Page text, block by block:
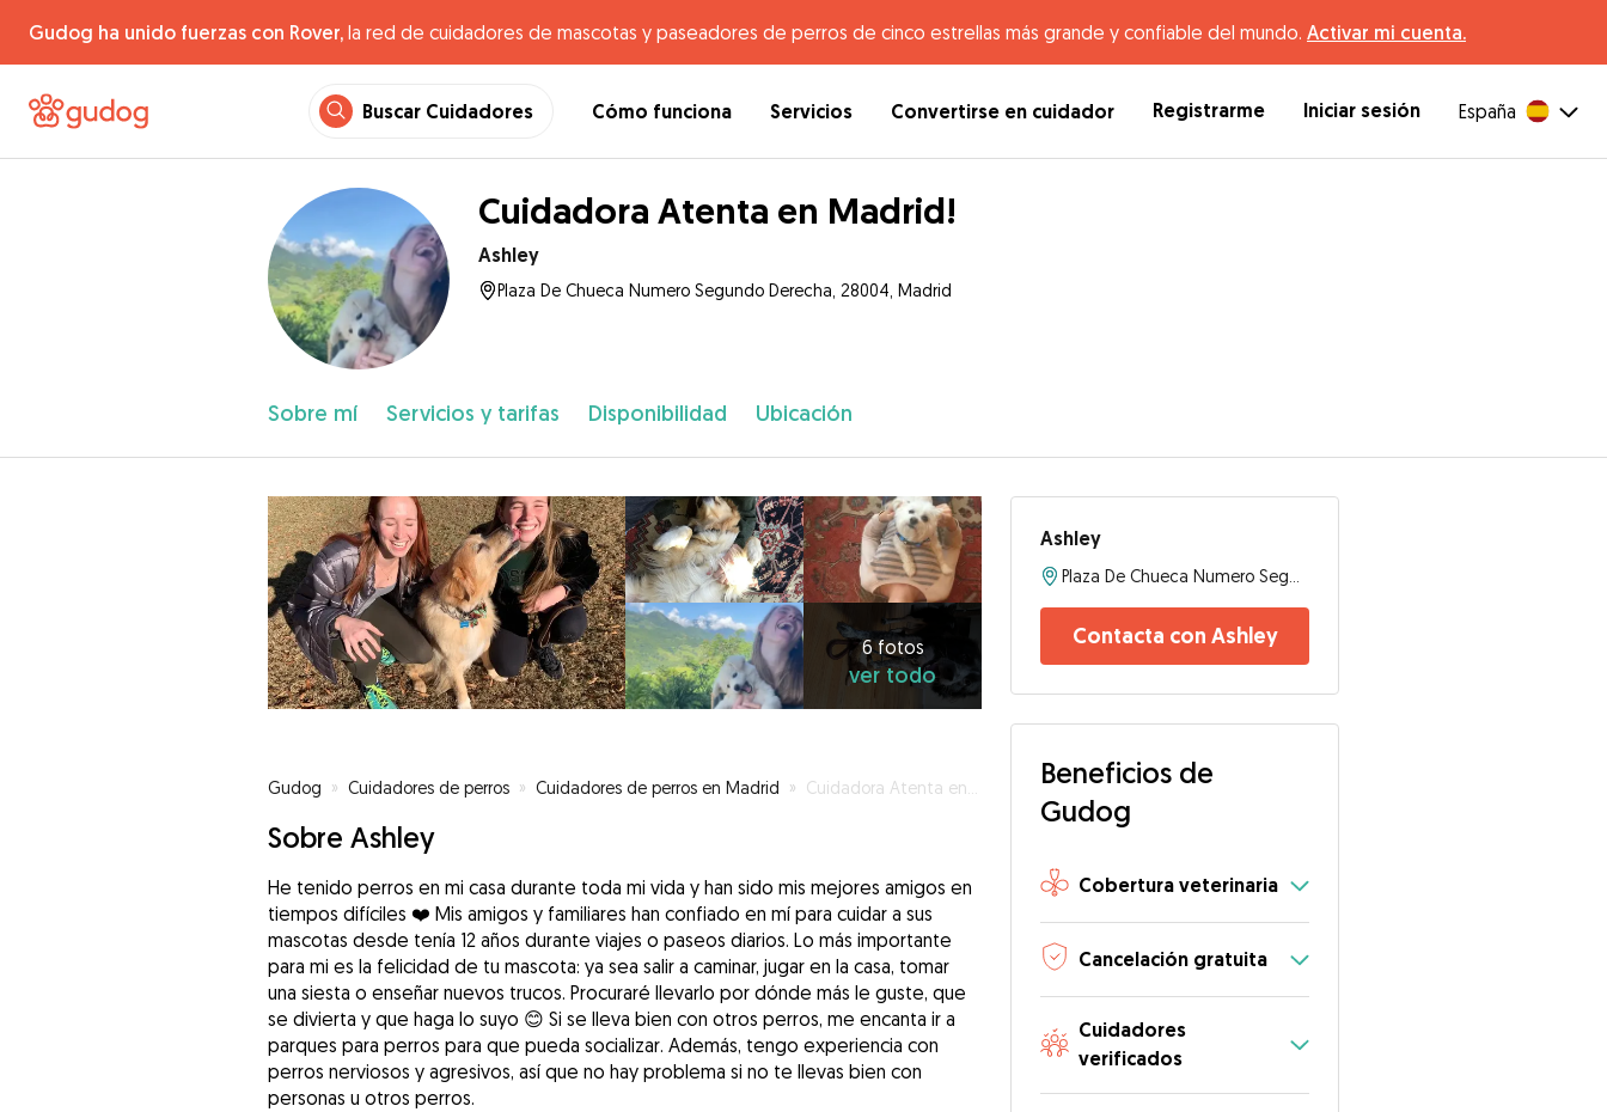
Gudog ha unido fuerzas con Rover, la red de cuidadores de mascotas y paseadores de perros de cinco estrellas más grande y confiable del mundo. Activar mi cuenta.
Buscar Cuidadores Cómo funciona Servicios Convertirse en cuidador Registrarme Iniciar sesión España
Cuidadora Atenta en Madrid!
Ashley
Plaza De Chueca Numero Segundo Derecha, 28004, Madrid
Sobre mí Servicios y tarifas Disponibilidad Ubicación
6 fotos
ver todo
Gudog » Cuidadores de perros » Cuidadores de perros en Madrid » Cuidadora Atenta en Madrid!
Sobre Ashley
He tenido perros en mi casa durante toda mi vida y han sido mis mejores amigos en
tiempos difíciles ❤️ Mis amigos y familiares han confiado en mí para cuidar a sus
mascotas desde tenía 12 años durante viajes o paseos diarios. Lo más importante
para mi es la felicidad de tu mascota: ya sea salir a caminar, jugar en la casa, tomar
una siesta o enseñar nuevos trucos. Procuraré llevarlo por dónde más le guste, que
se divierta y que haga lo suyo 😊 Si se lleva bien con otros perros, me encanta ir a
parques para perros para que pueda socializar. Además, tengo experiencia con
perros nerviosos y agresivos, así que no hay problema si no te llevas bien con
personas u otros perros.
Ashley
Contacta con Ashley
Beneficios de
Gudog
Cobertura veterinaria
Cancelación gratuita
Cuidadores
verificados